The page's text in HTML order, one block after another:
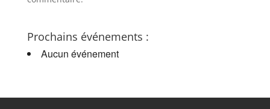
Prochains événements :
Aucun événement